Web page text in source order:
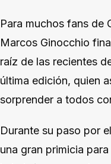
Para muchos fans de
Marcos Ginocchio
raíz de las recientes
última edición, quien
sorprender a todos
Durante su paso por
una gran primicia